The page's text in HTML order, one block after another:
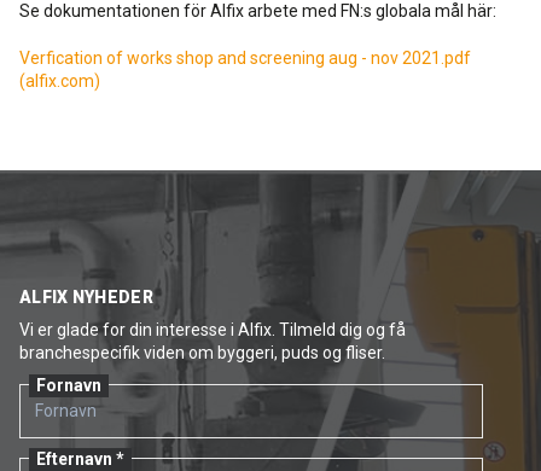
Se dokumentationen för Alfix arbete med FN:s globala mål här:
Verfication of works shop and screening aug - nov 2021.pdf
(alfix.com)
ALFIX NYHEDER
Vi er glade for din interesse i Alfix. Tilmeld dig og få
branchespecifik viden om byggeri, puds og fliser.
Fornavn
Efternavn